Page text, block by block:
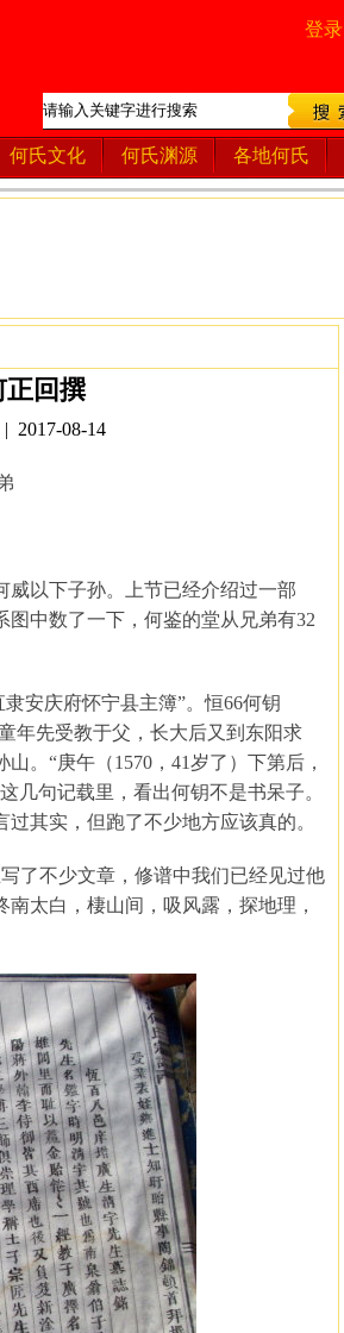
登录
何氏文化 何氏渊源 各地何氏
正回撰
2017-08-14
威以下子孙。上节已经介绍过一部
中数了一下，何鉴的堂从兄弟有32
安庆府怀宁县主簿”。恒66何钥
年先受教于父，长大后又到东阳求
。“庚午（1570，41岁了）下第后，
几句记载里，看出何钥不是书呆子。
其实，但跑了不少地方应该真的。
了不少文章，修谱中我们已经见过他
太白，棲山间，吸风露，探地理，